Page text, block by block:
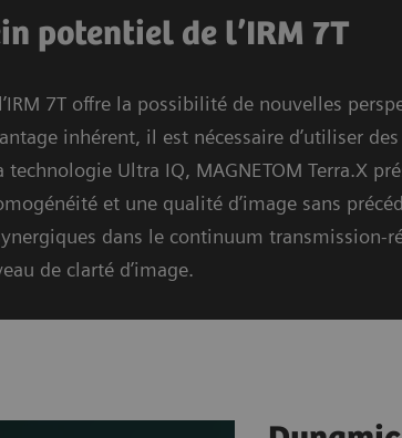
potentiel de l’IRM 7T
7T offre la possibilité de nouvelles
inhérent, il est nécessaire d’utiliser
Ultra IQ, MAGNETOM Terra.X
et une qualité d’image sans
dans le continuum transmission-
de clarté d’image.